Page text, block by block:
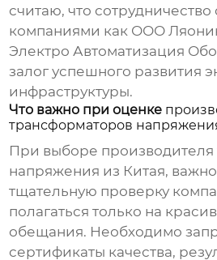
считаю, что сотрудничество
компаниями как ООО
Электро Автоматизация
залог успешного развития
инфраструктуры.
Что важно при оценке
трансформаторов
При выборе
напряжения из Китая,
тщательную проверку
полагаться только на
обещания. Необходимо
сертификаты качества,